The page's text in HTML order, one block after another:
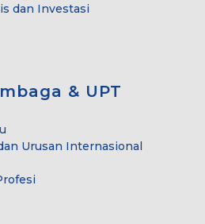
dan Investasi
& UPT
Urusan Internasional